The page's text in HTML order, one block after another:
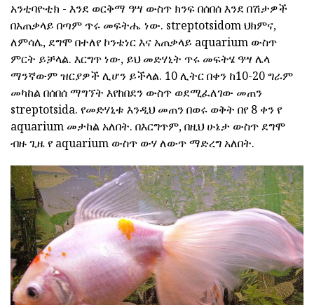
አንቲባዮቲክ - እንደ ወርቅማ ዓሣ ውስጥ ክንፍ በሰበሰ እንደ በሽታዎች
በአጠቃላይ በጣም ጥሩ መፍትሔ ነው. streptotsidom ህክምና,
ለምሳሌ, ደግሞ በተለየ ኮንቴነር እና አጠቃላይ aquarium ውስጥ
ምርት ይቻላል. እርግጥ ነው, ይህ መድሃኒት ጥሩ መፍትሄ ዓሣ ሌላ
ማንኛውም ዝርያዎች ሊሆን ይችላል. 10 ሊትር በቀን ከ10-20 ግራም
መካከል በሰበሰ ማግኘት እየከበደን ውስጥ ወደሚፈለገው መጠን
streptotsida. የመድሃኒቱ እንዲህ መጠን በወሩ ወቅት በየ 8 ቀን የ
aquarium መታከል አለበት. በእርግጥም, በዚህ ሁኔታ ውስጥ ደግሞ
ብዙ ጊዜ የ aquarium ውስጥ ውሃ ለውጥ ማድረግ አለበት.